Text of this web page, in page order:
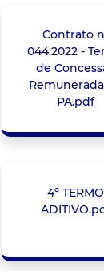
Contrato
044.2022 -
de
Remunerada
PA.pdf
4º TERMO